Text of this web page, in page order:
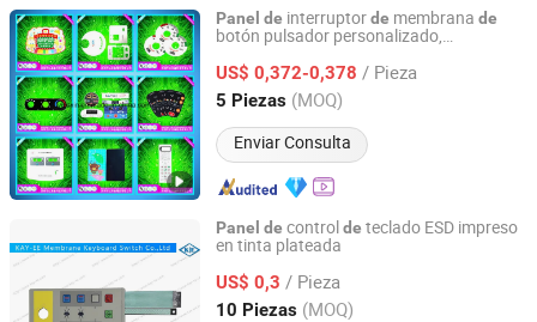
Panel de interruptorde membrana de
botón pulsador personalizado,
US$ 0,372-0,378 / Pieza
5 Piezas (MOQ)
Enviar Consulta
Shenzhen Yizexin Technology Co., Ltd.
Guangdong, China Desde 2017
Panel de control de teclado ESD impreso
en tinta plateada
US$ 0,3 / Pieza
10 Piezas (MOQ)
Kay-EE Membrane Keyboard Switch Co., Ltd.
Guangdong, China Desde 2017